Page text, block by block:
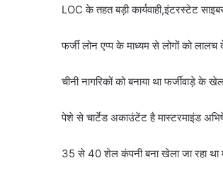
LOC के तहत बड़ी कार्यवाही,इंटरस्टेट
फर्जी लोन एप्प के माध्यम से लोगों को
चीनी नागरिकों को बनाया था फर्जीवाड़े के
पेशे से चार्टेड अकाउंटेंट है मास्टरमाइंड
35 से 40 शेल कंपनी बना खेला जा रहा था